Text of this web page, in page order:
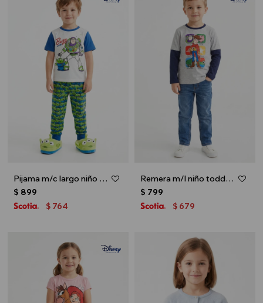
Pijama m/c largo niño toddler BUZZ LIGHTYEAR - Verde
$ 899
$ 764
Remera m/l niño toddler TOY STORY - Azul
$ 799
$ 679